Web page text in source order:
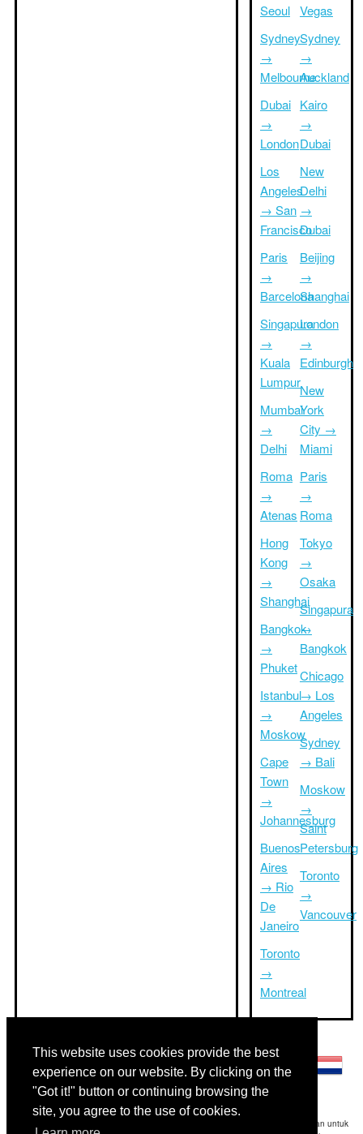
This website uses cookies provide the best
experience on our website. By clicking on the
"Got it!" button or continuing browsing the
site, you agree to the use of cookies.
Seoul
Sydney
→
Melbourne
Dubai
→
London
Los
Angeles
→ San
Francisco
Paris
→
Barcelona
Singapura
→
Kuala
Lumpur
Mumbai
→
Delhi
Roma
→
Atenas
Hong
Kong
→
Shanghai
Bangkok
→
Phuket
Istanbul
→
Moskow
Cape
Town
→
Johannesburg
Buenos
Aires
→ Rio
De
Janeiro
Toronto
→
Montreal
Vegas
Sydney
→
Auckland
Kairo
→
Dubai
New
Delhi
→
Dubai
Beijing
→
Shanghai
London
→
Edinburgh
New
York
City →
Miami
Paris
→
Roma
Tokyo
→
Osaka
Singapura
→
Bangkok
Chicago
→ Los
Angeles
Sydney
→ Bali
Moskow
→
Saint
Petersburg
Toronto
→
Vancouver
Disclaimer: Informasi yang ditampilkan di situs ini adalah perkiraan terbaik kami dan untuk